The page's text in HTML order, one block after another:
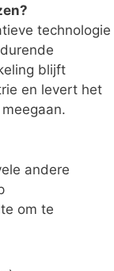
technologie
blijft
en levert het
andere
om te